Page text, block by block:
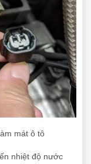
mát ô tô
nhiệt độ nước